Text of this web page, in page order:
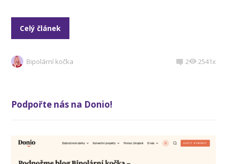
Celý článek
Bipolární kočka 2 2541x
Podpořte nás na Donio!